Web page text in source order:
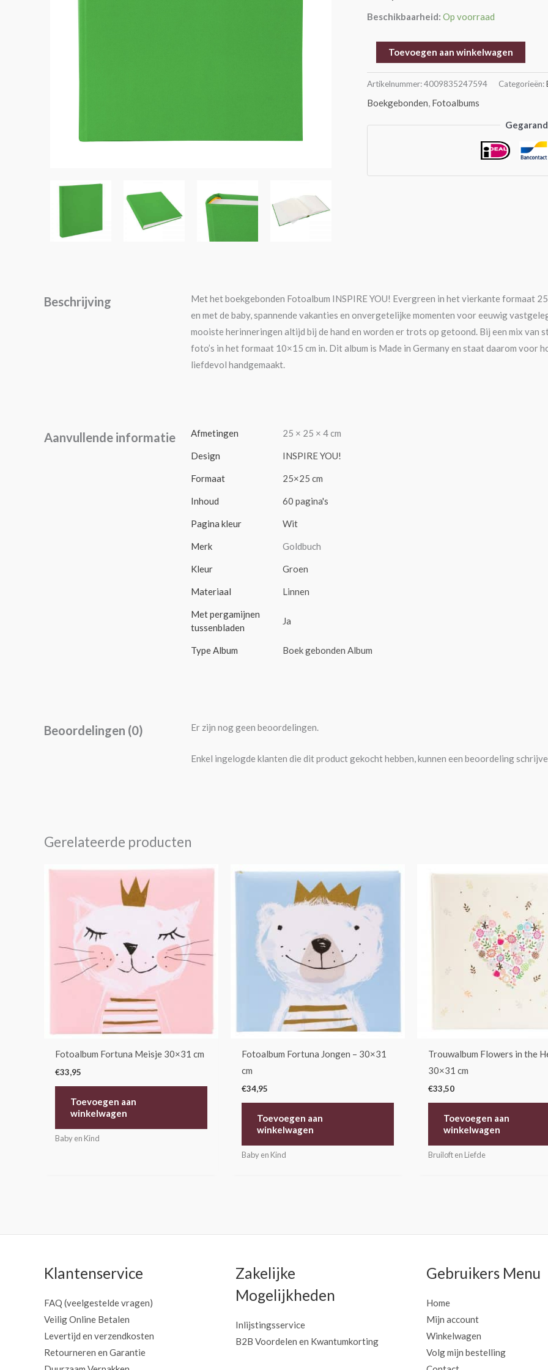
Beschikbaarheid: Op voorraad
Toevoegen aan winkelwagen
Artikelnummer:4009835247594 Categorieën:
Boekgebonden, Fotoalbums
Beschrijving
Met het boekgebonden Fotoalbum INSPIRE YOU! Evergreen in het vierkante formaat
en met de baby, spannende vakanties en onvergetelijke momenten voor eeuwig
mooiste herinneringen altijd bij de hand en worden er trots op getoond. Bij een mix van
foto’s in het formaat 10×15 cm in. Dit album is Made in Germany en staat daarom voor
liefdevol handgemaakt.
Aanvullende informatie Afmetingen 25 × 25 × 4 cm
Design INSPIRE YOU!
Formaat 25×25 cm
Inhoud 60 pagina's
Pagina kleur Wit
Merk Goldbuch
Kleur Groen
Materiaal Linnen
Met pergamijnen
tussenbladen
Ja
Type Album Boek gebonden Album
Beoordelingen (0) Er zijn nog geen beoordelingen.
Enkel ingelogde klanten die dit product gekocht hebben, kunnen een beoordeling
Gerelateerde producten
Fotoalbum Fortuna Meisje 30×31 cm
€33,95
Toevoegen aan
winkelwagen
Baby en Kind
Fotoalbum Fortuna Jongen – 30×31
cm
€34,95
Toevoegen aan
winkelwagen
Baby en Kind
Trouwalbum Flowers in the
30×31 cm
€33,50
Toevoegen aan
winkelwagen
Bruiloft en Liefde
Klantenservice
FAQ (veelgestelde vragen)
Veilig Online Betalen
Levertijd en verzendkosten
Retourneren en Garantie
Zakelijke
Mogelijkheden
Inlijstingsservice
B2B Voordelen en Kwantumkorting
Gebruikers Menu
Home
Mijn account
Winkelwagen
Volg mijn bestelling